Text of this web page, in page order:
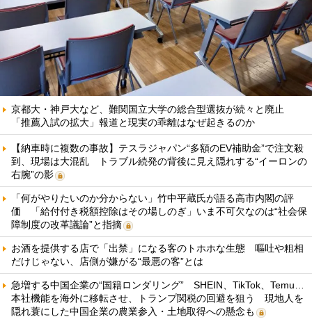
京都大・神戸大など、難関国立大学の総合型選抜が続々と廃止
「推薦入試の拡大」報道と現実の乖離はなぜ起きるのか
【納車時に複数の事故】テスラジャパン“多額のEV補助金”で注文殺
到、現場は大混乱 トラブル続発の背後に見え隠れする“イーロンの
右腕”の影
「何がやりたいのか分からない」竹中平蔵氏が語る高市内閣の評
価 「給付付き税額控除はその場しのぎ」いま不可欠なのは“社会保
障制度の改革議論”と指摘
お酒を提供する店で「出禁」になる客のトホホな生態 嘔吐や粗相
だけじゃない、店側が嫌がる“最悪の客”とは
急増する中国企業の“国籍ロンダリング” SHEIN、TikTok、Temu…
本社機能を海外に移転させ、トランプ関税の回避を狙う 現地人を
隠れ蓑にした中国企業の農業参入・土地取得への懸念も